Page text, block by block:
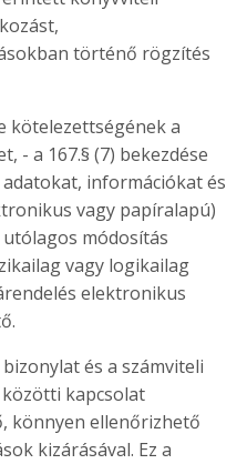
történő rögzítés
kötelezettségének a
- a 167.§ (7) bekezdése
információkat és
vagy papíralapú)
módosítás
vagy logikailag
elektronikus
és a számviteli
kapcsolat
könnyen ellenőrizhető
kizárásával. Ez a